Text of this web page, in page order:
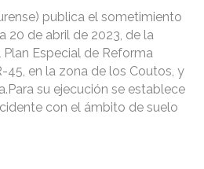
publica el sometimiento
20 de abril de 2023, de la
Especial de Reforma
45, en la zona de los Coutos, y
su ejecución se establece
con el ámbito de suelo